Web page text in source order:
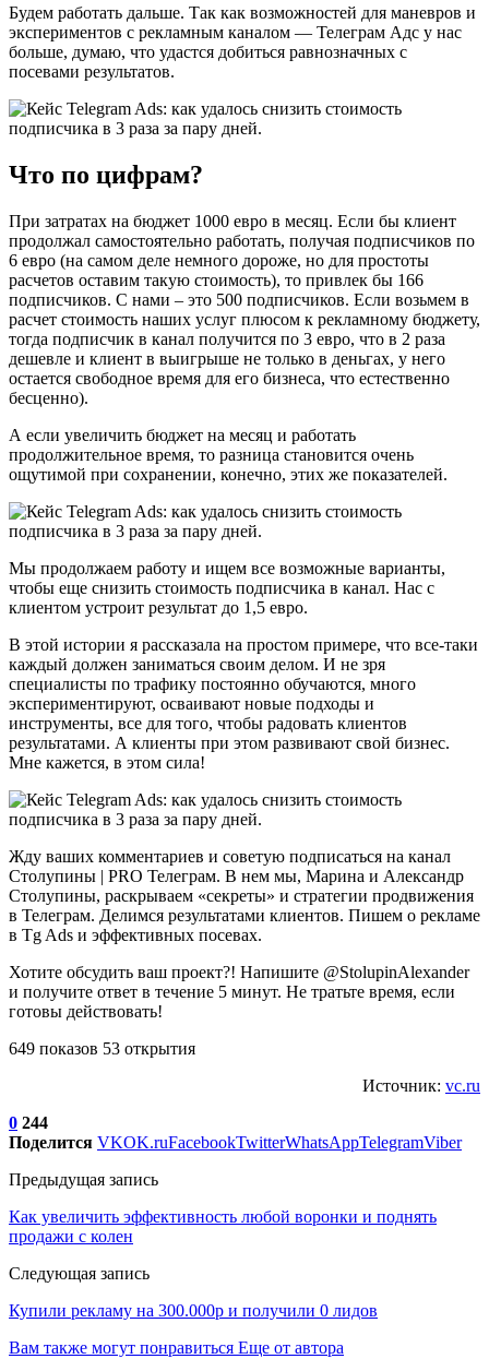
Будем работать дальше. Так как возможностей для маневров и
экспериментов с рекламным каналом — Телеграм Адс у нас
больше, думаю, что удастся добиться равнозначных с
посевами результатов.
Что по цифрам?
При затратах на бюджет 1000 евро в месяц. Если бы клиент
продолжал самостоятельно работать, получая подписчиков по
6 евро (на самом деле немного дороже, но для простоты
расчетов оставим такую стоимость), то привлек бы 166
подписчиков. С нами – это 500 подписчиков. Если возьмем в
расчет стоимость наших услуг плюсом к рекламному бюджету,
тогда подписчик в канал получится по 3 евро, что в 2 раза
дешевле и клиент в выигрыше не только в деньгах, у него
остается свободное время для его бизнеса, что естественно
бесценно).
А если увеличить бюджет на месяц и работать
продолжительное время, то разница становится очень
ощутимой при сохранении, конечно, этих же показателей.
Мы продолжаем работу и ищем все возможные варианты,
чтобы еще снизить стоимость подписчика в канал. Нас с
клиентом устроит результат до 1,5 евро.
В этой истории я рассказала на простом примере, что все-таки
каждый должен заниматься своим делом. И не зря
специалисты по трафику постоянно обучаются, много
экспериментируют, осваивают новые подходы и
инструменты, все для того, чтобы радовать клиентов
результатами. А клиенты при этом развивают свой бизнес.
Мне кажется, в этом сила!
Жду ваших комментариев и советую подписаться на канал
Столупины | PRO Телеграм. В нем мы, Марина и Александр
Столупины, раскрываем «секреты» и стратегии продвижения
в Телеграм. Делимся результатами клиентов. Пишем о рекламе
в Tg Ads и эффективных посевах.
Хотите обсудить ваш проект?! Напишите @StolupinAlexander
и получите ответ в течение 5 минут. Не тратьте время, если
готовы действовать!
649 показов 53 открытия
Источник: vc.ru
0 244
Поделится VKOK.ruFacebookTwitterWhatsAppTelegramViber
Предыдущая запись
Как увеличить эффективность любой воронки и поднять
продажи с колен
Следующая запись
Купили рекламу на 300.000р и получили 0 лидов
Вам также могут понравиться Еще от автора